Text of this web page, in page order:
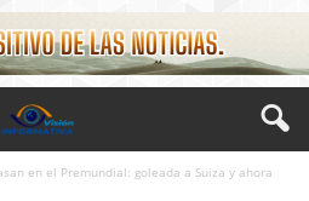
en el Premundial: goleada a Suiza y ahora